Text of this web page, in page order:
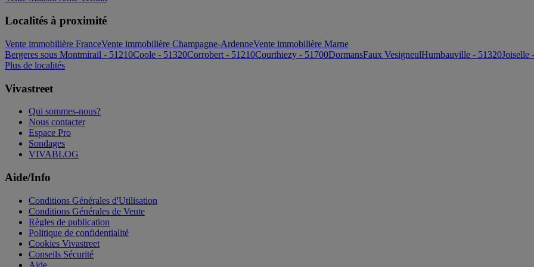
Localités à proximité
Vente immobilière FranceVente immobilière Champagne-ArdenneVente immobilière Marne
Bergeres sous Montmirail - 51210Coole - 51320Corrobert - 51210Courthiezy - 51700DormansFaux VesigneulHumbauville - 51320Joiselle
Plus de localités
Vivastreet
Qui sommes-nous?
Nous contacter
Espace Pro
Sondages
VIVABLOG
Aide/Info
Conditions Générales d'Utilisation
Conditions Générales de Vente
Règles de publication
Politique de confidentialité
Cookies Vivastreet
Conseils Sécurité
Aide